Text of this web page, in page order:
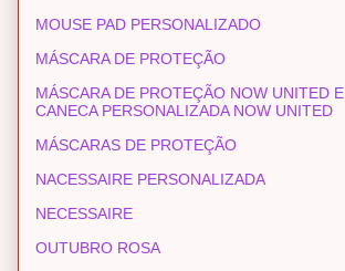
MOUSE PAD PERSONALIZADO
MÁSCARA DE PROTEÇÃO
MÁSCARA DE PROTEÇÃO NOW UNITED E
CANECA PERSONALIZADA NOW UNITED
MÁSCARAS DE PROTEÇÃO
NACESSAIRE PERSONALIZADA
NECESSAIRE
OUTUBRO ROSA